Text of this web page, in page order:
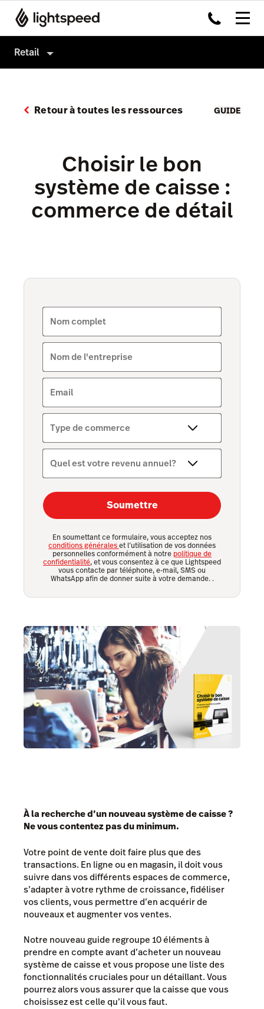
Retail
Produits
Omnicanal
Insights
Accounting
Intégrations
Stock
Retour à toutes les ressources GUIDE
Choisir le bon
système de caisse :
commerce de détail
Nom complet
Nom de l'entreprise
Email
Type de commerce
Quel est votre revenu annuel?
Soumettre
En soumettant ce formulaire, vous acceptez nos
conditions généraleset l’utilisation de vos données
personnelles conformément à notre politique de
confidentialité, et vous consentez à ce que Lightspeed
vous contacte par téléphone, e-mail, SMS ou
WhatsApp afin de donner suite à votre demande. .
À la recherche d’un nouveau système de caisse ?
Ne vous contentez pas du minimum.
Votre point de vente doit faire plus que des
transactions. En ligne ou en magasin, il doit vous
suivre dans vos différents espaces de commerce,
s’adapter à votre rythme de croissance, fidéliser
vos clients, vous permettre d’en acquérir de
nouveaux et augmenter vos ventes.
Notre nouveau guide regroupe 10 éléments à
prendre en compte avant d’acheter un nouveau
système de caisse et vous propose une liste des
fonctionnalités cruciales pour un détaillant. Vous
pourrez alors vous assurer que la caisse que vous
choisissez est celle qu’il vous faut.